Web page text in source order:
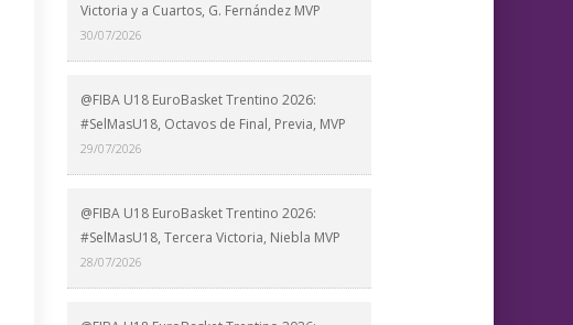
Victoria y a Cuartos, G. Fernández MVP
30/07/2026
@FIBA U18 EuroBasket Trentino 2026:
#SelMasU18, Octavos de Final, Previa, MVP
29/07/2026
@FIBA U18 EuroBasket Trentino 2026:
#SelMasU18, Tercera Victoria, Niebla MVP
28/07/2026